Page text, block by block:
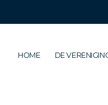
HOME DE